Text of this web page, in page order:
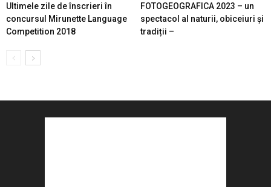
Ultimele zile de înscrieri în
concursul Mirunette Language
Competition 2018
FOTOGEOGRAFICA 2023 – un
spectacol al naturii, obiceiuri și
tradiții –